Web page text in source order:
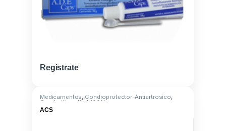
Registrate
Medicamentos, Condroprotector-Antiartrosico,
Condroitin sulf. al 100%
ACS